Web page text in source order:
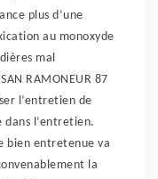
plus d’une
au monoxyde
mal
RAMONEUR 87
l’entretien de
l’entretien.
bien entretenue va
la